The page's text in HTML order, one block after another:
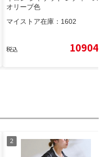
オリーブ色
マイストア在庫： 1602
税込 10904